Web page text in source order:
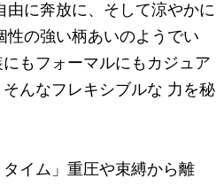
由に奔放に、そして涼やかに
性の強い柄あいのようでい
もフォーマルにもカジュア
んなフレキシブルな 力を秘
イム」重圧や束縛から離